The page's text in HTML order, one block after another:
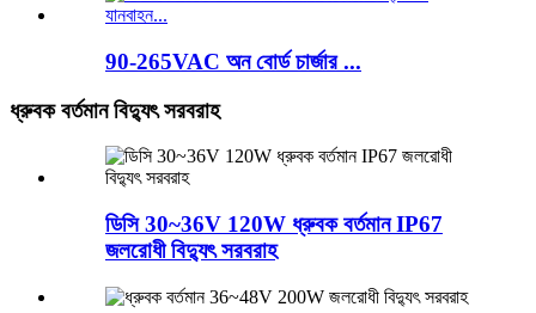
90-265VAC অন বোর্ড চার্জার ...
ধ্রুবক বর্তমান বিদ্যুৎ সরবরাহ
ডিসি 30~36V 120W ধ্রুবক বর্তমান IP67
জলরোধী বিদ্যুৎ সরবরাহ